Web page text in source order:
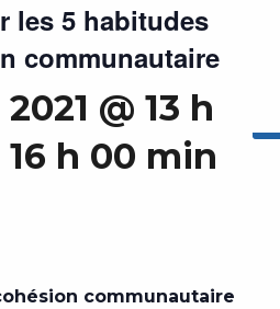
les 5 habitudes
communautaire
@ 13 h
16 h 00 min
communautaire